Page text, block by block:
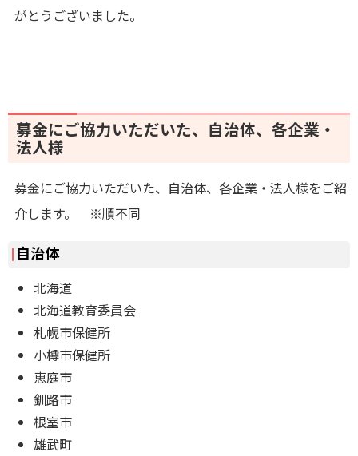
がとうございました。
募金にご協力いただいた、自治体、各企業・
法人様
募金にご協力いただいた、自治体、各企業・法人様をご紹
介します。 ※順不同
自治体
北海道
北海道教育委員会
札幌市保健所
小樽市保健所
恵庭市
釧路市
根室市
雄武町